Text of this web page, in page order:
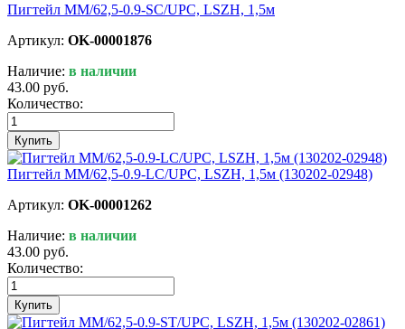
Пигтейл MM/62,5-0.9-SC/UPC, LSZH, 1,5м
Артикул: OK-00001876
Наличие: в наличии
43.00 руб.
Количество:
Купить
Пигтейл MM/62,5-0.9-LC/UPC, LSZH, 1,5м (130202-02948)
Артикул: OK-00001262
Наличие: в наличии
43.00 руб.
Количество:
Купить